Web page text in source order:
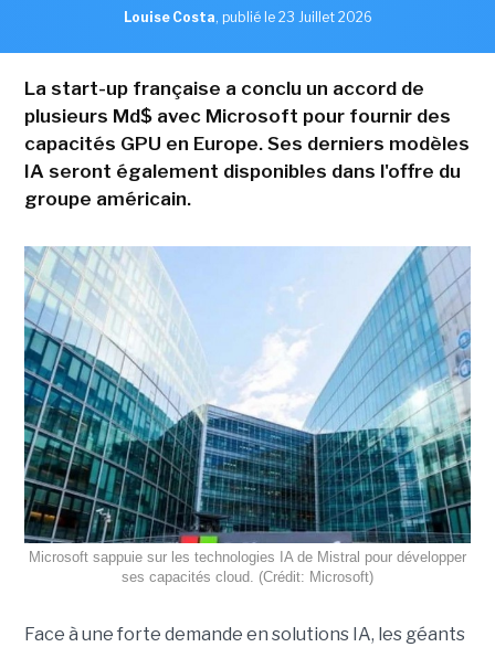
Louise Costa, publié le 23 Juillet 2026
La start-up française a conclu un accord de
plusieurs Md$ avec Microsoft pour fournir des
capacités GPU en Europe. Ses derniers modèles
IA seront également disponibles dans l'offre du
groupe américain.
Microsoft sappuie sur les technologies IA de Mistral pour développer
ses capacités cloud. (Crédit: Microsoft)
Face à une forte demande en solutions IA, les géants